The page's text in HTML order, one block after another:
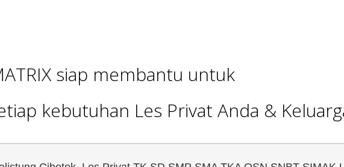
siap membantu untuk
kebutuhan Les Privat Anda &